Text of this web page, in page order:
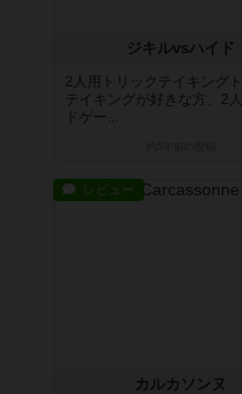
ジキルvsハイド
2人用トリックテイキング
テイキングが好きな方、2
ドゲー...
レビュー
カルカソンヌ